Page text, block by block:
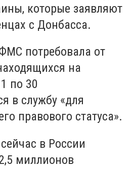
которые заявляют
с Донбасса.
потребовала от
на
по 30
в службу «для
правового статуса».
в России
миллионов